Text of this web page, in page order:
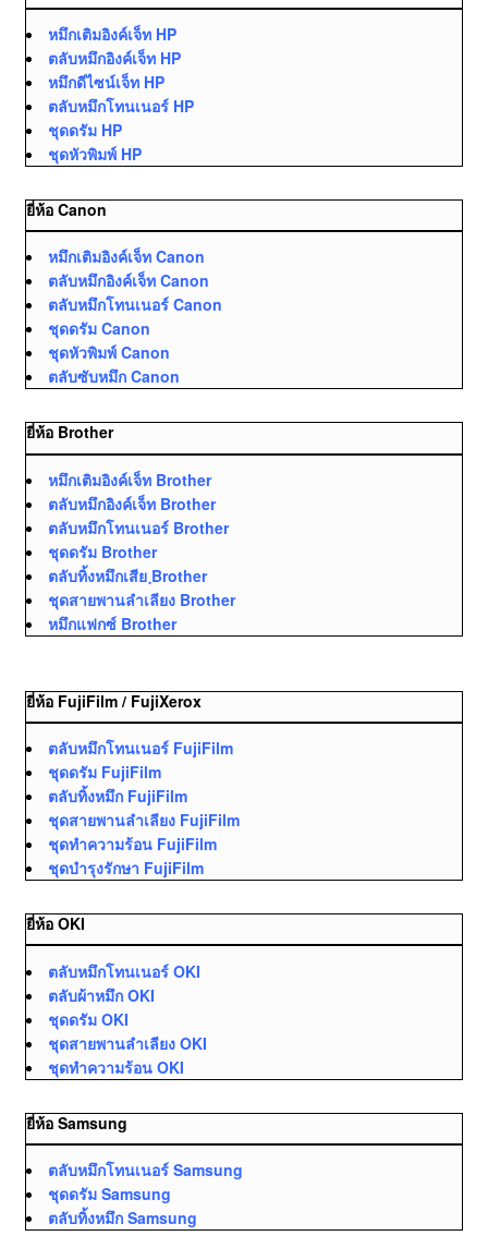
หมึกเติมอิงค์เจ็ท HP
ตลับหมึกอิงค์เจ็ท HP
หมึกดีไซน์เจ็ท HP
ตลับหมึกโทนเนอร์ HP
ชุดดรัม HP
ชุดหัวพิมพ์ HP
ยี่ห้อ Canon
หมึกเติมอิงค์เจ็ท Canon
ตลับหมึกอิงค์เจ็ท Canon
ตลับหมึกโทนเนอร์ Canon
ชุดดรัม Canon
ชุดหัวพิมพ์ Canon
ตลับซับหมึก Canon
ยี่ห้อ Brother
หมึกเติมอิงค์เจ็ท Brother
ตลับหมึกอิงค์เจ็ท Brother
ตลับหมึกโทนเนอร์ Brother
ชุดดรัม Brother
ตลับทิ้งหมึกเสีย ฺBrother
ชุดสายพานลำเลียง Brother
หมึกแฟกซ์ Brother
ยี่ห้อ FujiFilm / FujiXerox
ตลับหมึกโทนเนอร์ FujiFilm
ชุดดรัม FujiFilm
ตลับทิ้งหมึก FujiFilm
ชุดสายพานลำเลียง FujiFilm
ชุดทำความร้อน FujiFilm
ชุดบำรุงรักษา FujiFilm
ยี่ห้อ OKI
ตลับหมึกโทนเนอร์ OKI
ตลับผ้าหมึก OKI
ชุดดรัม OKI
ชุดสายพานลำเลียง OKI
ชุดทำความร้อน OKI
ยี่ห้อ Samsung
ตลับหมึกโทนเนอร์ Samsung
ชุดดรัม Samsung
ตลับทิ้งหมึก Samsung